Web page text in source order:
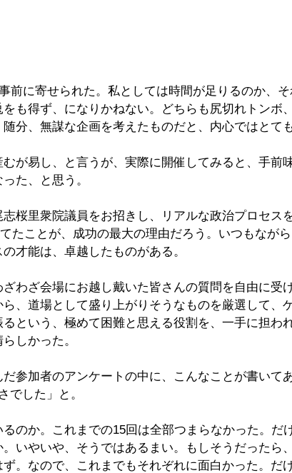
前に寄せられた。私としては時間が足りるのか、
も得ず、になりかねない。どちらも尻切れトンボ
分、無謀な企画を考えたものだと、内心ではとて
むが易し、と言うが、実際に開催してみると、手前
た、と思う。
桜里衆院議員をお招きし、リアルな政治プロセス
たことが、成功の最大の理由だろう。いつもなが
才能は、卓越したものがある。
わざ会場にお越し戴いた皆さんの質問を自由に受
、道場として盛り上がりそうなものを厳選して、
るという、極めて困難と思える役割を、一手に担わ
しかった。
参加者のアンケートの中に、こんなことが書いて
でした」と。
のか。これまでの15回は全部つまらなかった。だ
いやいや、そうではあるまい。もしそうだったら
。なので、これまでもそれぞれに面白かった。だ